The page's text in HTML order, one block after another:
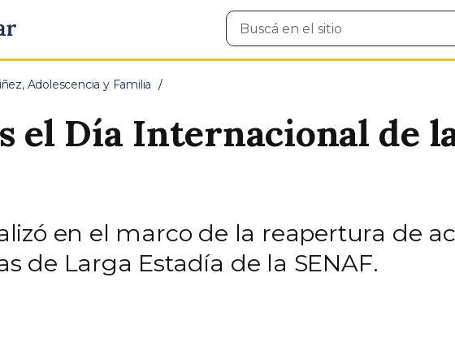
Buscar
en
Adolescencia y Familia
el Día Internacional de
en el marco de la reapertura de
de Larga Estadía de la SENAF.